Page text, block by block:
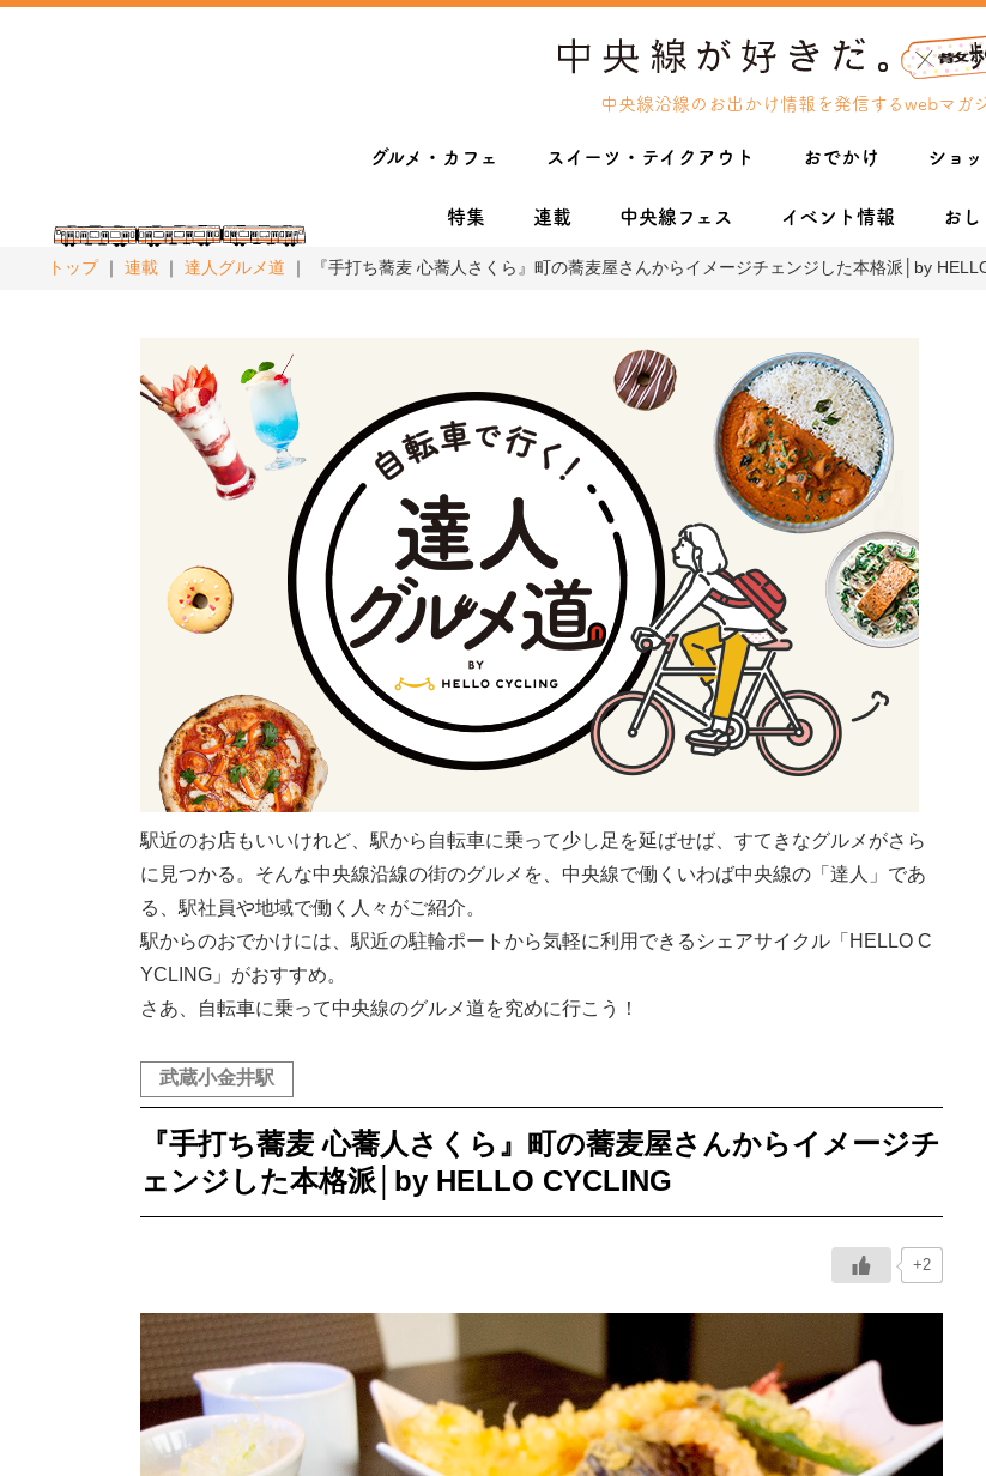
中央線沿線のお出かけ情報を発信するwebマガ
グルメ・カフェ スイーツ・テイクアウト おでかけ ショ
特集 連載 中央線フェス イベント情報 お
トップ 連載 達人グルメ道 『手打ち蕎麦 心蕎人さくら』町の蕎麦屋さんからイメージチェンジした本格派│by
駅近のお店もいいけれど、駅から自転車に乗って少し足を延ばせば、すてきなグルメがさら
に見つかる。そんな中央線沿線の街のグルメを、中央線で働くいわば中央線の「達人」であ
る、駅社員や地域で働く人々がご紹介。
駅からのおでかけには、駅近の駐輪ポートから気軽に利用できるシェアサイクル「HELLO C
YCLING」がおすすめ。
さあ、自転車に乗って中央線のグルメ道を究めに行こう！
武蔵小金井駅
『手打ち蕎麦 心蕎人さくら』町の蕎麦屋さんからイメージチ
ェンジした本格派│by HELLO CYCLING
+2